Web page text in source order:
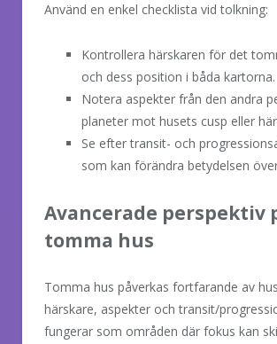
Använd en enkel checklista vid tolkning:
Kontrollera härskaren för det
och dess position i båda kartorna.
Notera aspekter från den andra
planeter mot husets cusp eller
Se efter transit- och
som kan förändra betydelsen
Avancerade perspektiv
tomma hus
Tomma hus påverkas fortfarande av
härskare, aspekter och transit/
fungerar som områden där fokus kan